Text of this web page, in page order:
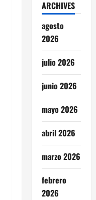
ARCHIVES
agosto
2026
julio 2026
junio 2026
mayo 2026
abril 2026
marzo 2026
febrero
2026